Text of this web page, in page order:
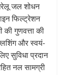
जल शोधन
फिल्ट्रेशन
गुणवत्ता की
और स्वयं-
सुविधा प्रदान
नल सामग्री